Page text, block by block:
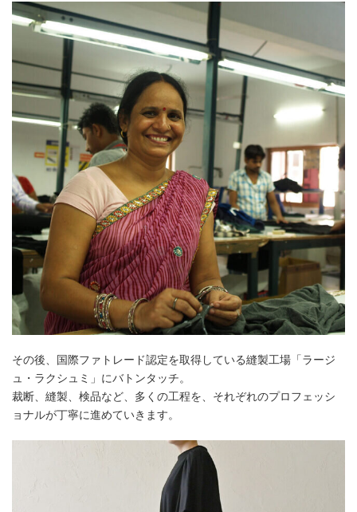
その後、国際ファトレード認定を取得している縫製工場「ラージ
ュ・ラクシュミ」にバトンタッチ。
裁断、縫製、検品など、多くの工程を、それぞれのプロフェッシ
ョナルが丁寧に進めていきます。